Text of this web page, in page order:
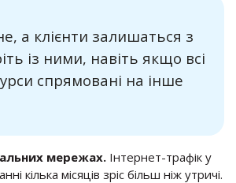
а клієнти залишаться з
із ними, навіть якщо всі
спрямовані на інше
мережах. Інтернет-трафік у
кілька місяців зріс більш ніж утричі.